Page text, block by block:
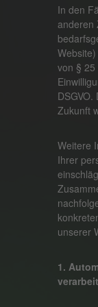
In den
anderen
von §
Zukunft
Weitere
Ihrer
unserer
1.